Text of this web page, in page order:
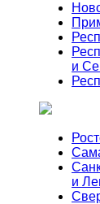
и
и